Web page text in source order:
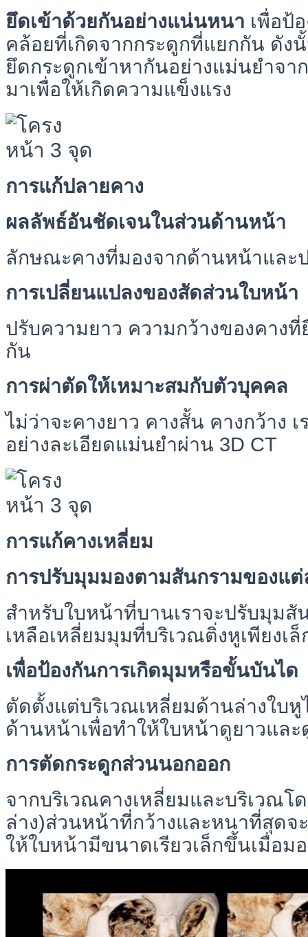
ยึดเข้าด้วยกันอย่างแน่นหนา เพื่อป้
คล้อยที่เกิดจากกระดูกที่แยกกัน ดังนั้
ยึดกระดูกเข้าหากันอย่างแม่นยำจา
มาเพื่อให้เกิดความแข็งแรง
การแก้ปลายคาง
ผลลัพธ์อันชัดเจนในส่วนด้านหน้า
ลักษณะคางที่มองจากด้านหน้าและ
การเปลี่ยนแปลงของสัดส่วนใบหน้า
ปรับความยาว ความกว้างของคาง
กัน
การผ่าตัดให้เหมาะสมกับตัวบุคคล
ไม่ว่าจะคางยาว คางสั้น คางกว้าง
อย่างละเอียดแม่นยำผ่าน 3D CT
การแก้คางเหลี่ยม
การปรับมุมมองตามสันกรามของแ
สำหรับใบหน้าที่บานเราจะปรับมุมสั
เหลือเหลี่ยมมุมที่บริเวณติ่งหูเพียงเ
เพื่อป้องกันการเกิดมุมหรือขั้นบันได
ตัดตั้งแต่บริเวณเหลี่ยมด้านล่างใบหู
ด้านหน้าเพื่อทำให้ใบหน้าดูยาวแล
การตัดกระดูกส่วนนอกออก
จากบริเวณคางเหลี่ยมและบริเวณโ
ล่าง)ส่วนหน้าที่กว้างและหนาที่สุดจ
ให้ใบหน้ามีขนาดเรียวเล็กขึ้นเมื่อ